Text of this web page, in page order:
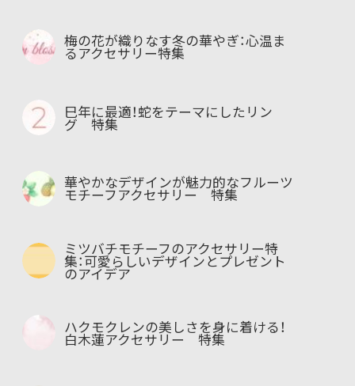
梅の花が織りなす冬の華やぎ：心温ま
るアクセサリー特集
巳年に最適！蛇をテーマにしたリン
グ 特集
華やかなデザインが魅力的なフルーツ
モチーフアクセサリー 特集
ミツバチモチーフのアクセサリー特
集：可愛らしいデザインとプレゼント
のアイデア
ハクモクレンの美しさを身に着ける！
白木蓮アクセサリー 特集